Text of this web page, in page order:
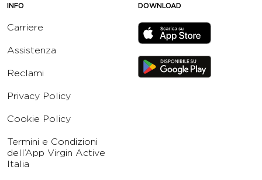
INFO
Carriere
Assistenza
Reclami
Privacy Policy
Cookie Policy
Termini e Condizioni
dell’App Virgin Active
Italia
DOWNLOAD